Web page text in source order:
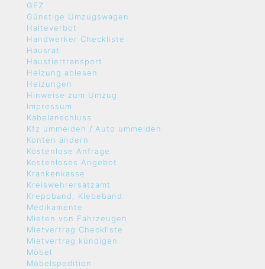
GEZ
Günstige Umzugswagen
Halteverbot
Handwerker Checkliste
Hausrat
Haustiertransport
Heizung ablesen
Heizungen
Hinweise zum Umzug
Impressum
Kabelanschluss
Kfz ummelden / Auto ummelden
Konten ändern
Kostenlose Anfrage
Kostenloses Angebot
Krankenkasse
Kreiswehrersatzamt
Kreppband, Klebeband
Medikamente
Mieten von Fahrzeugen
Mietvertrag Checkliste
Mietvertrag kündigen
Möbel
Möbelspedition